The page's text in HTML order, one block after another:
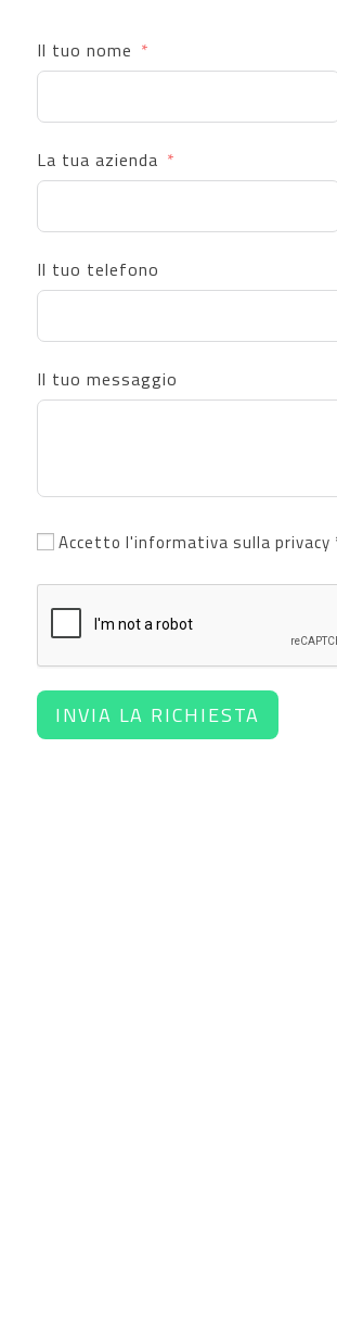
Il tuo nome
La tua azienda
Il tuo telefono
Il tuo messaggio
Accetto l'informativa sulla privacy
INVIA LA RICHIESTA